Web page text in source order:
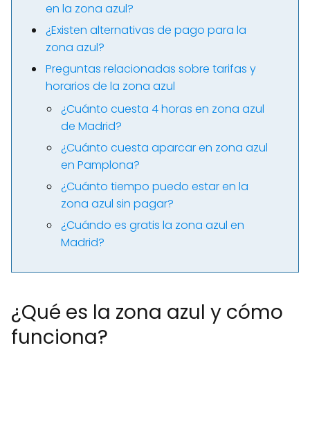
en la zona azul?
¿Existen alternativas de pago para la
zona azul?
Preguntas relacionadas sobre tarifas y
horarios de la zona azul
¿Cuánto cuesta 4 horas en zona azul
de Madrid?
¿Cuánto cuesta aparcar en zona azul
en Pamplona?
¿Cuánto tiempo puedo estar en la
zona azul sin pagar?
¿Cuándo es gratis la zona azul en
Madrid?
¿Qué es la zona azul y cómo
funciona?